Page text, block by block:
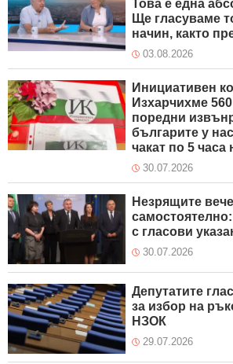
Това е една
Ще гласуваме
начин, както
03.08.2026
Инициативен
Изхарчихме
поредни
българите у
чакат по 5 часа
30.07.2026
Незрящите
с гласови
30.07.2026
Депутатите
за избор на
НЗОК
29.07.2026